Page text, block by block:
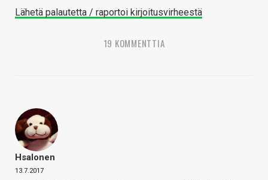
Lähetä palautetta / raportoi kirjoitusvirheestä
19 KOMMENTTIA
Hsalonen
13.7.2017